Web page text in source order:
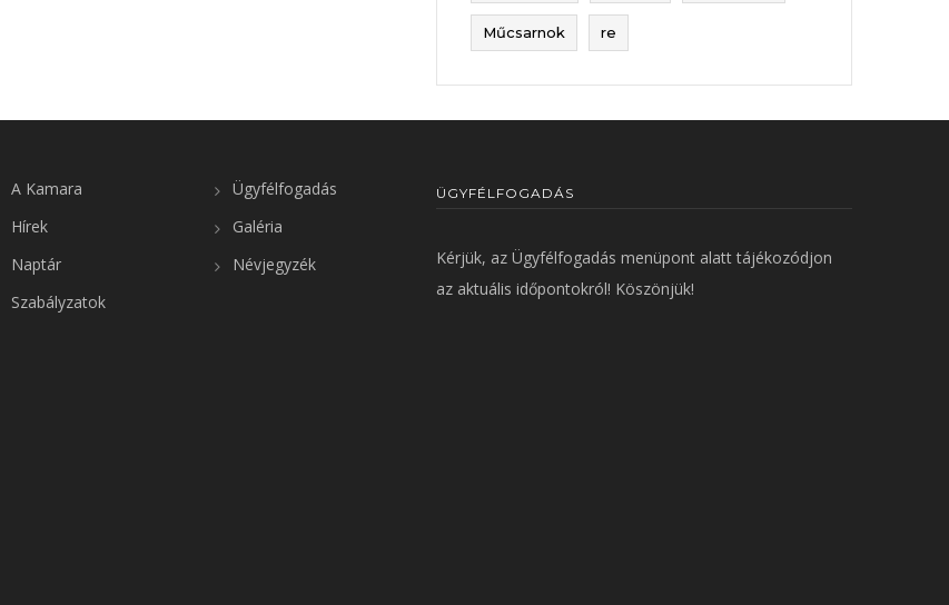
Műcsarnok re
A Kamara
Hírek
Naptár
Szabályzatok
Ügyfélfogadás
Galéria
Névjegyzék
ÜGYFÉLFOGADÁS
Kérjük, az Ügyfélfogadás menüpont alatt tájékozódjon
az aktuális időpontokról! Köszönjük!